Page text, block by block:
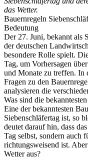
das Wetter.
Bauernregeln
Bedeutung
Der 27. Juni, bekannt als
der deutschen
besondere Rolle spielt.
Tag, um Vorhersagen
und Monate zu treffen. In
Fragen zu den
analysieren die
Was sind die
Eine der bekanntesten
Siebenschläfertag ist, so
deutet darauf hin, dass
Tag selbst, sondern auch
richtungsweisend ist.
Wetter aus?